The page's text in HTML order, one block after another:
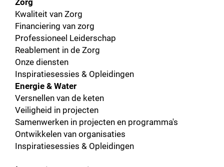
Kwaliteit van Zorg
Financiering van zorg
Professioneel Leiderschap
Reablement in de Zorg
Onze diensten
Inspiratiesessies & Opleidingen
Energie & Water
Versnellen van de keten
Veiligheid in projecten
Samenwerken in projecten en programma's
Ontwikkelen van organisaties
Inspiratiesessies & Opleidingen